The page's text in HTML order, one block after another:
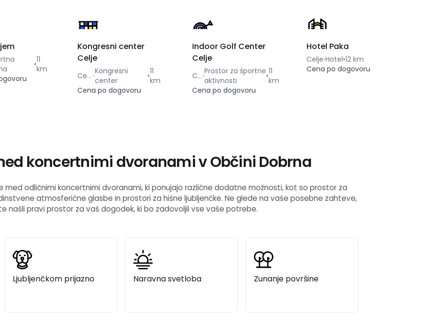
•11
km
Kongresni center
Celje
Celje Kongresni
center
•11
km
Cena po dogovoru
Indoor Golf Center
Celje
Celje Prostor za športne
aktivnosti
•11
km
Cena po dogovoru
Hotel Paka
Celje Hotel•12 km
Cena po dogovoru
koncertnimi dvoranami v Občini Dobrna
med odličnimi koncertnimi dvoranami, ki ponujajo različne dodatne možnosti, kot so prostor za
atmosferične glasbe in prostori za hišne ljubljenčke. Ne glede na vaše posebne zahteve,
našli pravi prostor za vaš dogodek, ki bo zadovoljil vse vaše potrebe.
Ljubljenčkom prijazno Naravna svetloba Zunanje površine